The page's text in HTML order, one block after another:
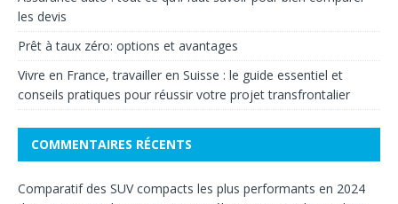
les devis
Prêt à taux zéro: options et avantages
Vivre en France, travailler en Suisse : le guide essentiel et
conseils pratiques pour réussir votre projet transfrontalier
COMMENTAIRES RÉCENTS
Comparatif des SUV compacts les plus performants en 2024